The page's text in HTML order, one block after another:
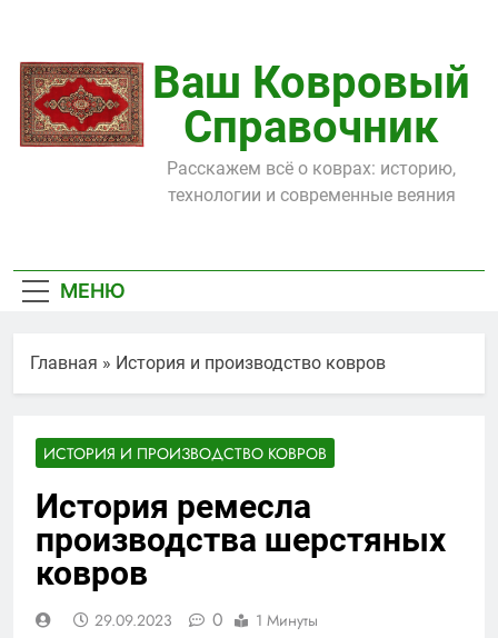
содержимому
Ваш Ковровый
Справочник
Расскажем всё о коврах: историю,
технологии и современные веяния
МЕНЮ
Главная » История и производство ковров
ИСТОРИЯ И ПРОИЗВОДСТВО КОВРОВ
История ремесла
производства шерстяных
ковров
29.09.2023 0 1 Минуты